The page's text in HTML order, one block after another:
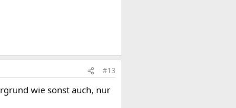
#13
wie sonst auch, nur